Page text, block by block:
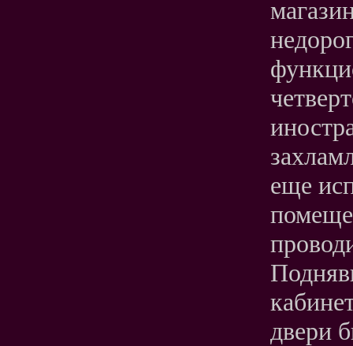
еще
двери